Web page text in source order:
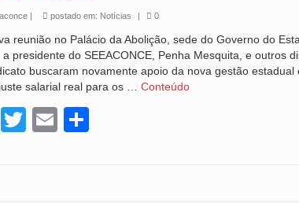
| postado em: Notícias | 0
reunião no Palácio da Abolição, sede do Governo do
a presidente do SEEACONCE, Penha Mesquita, e outros
buscaram novamente apoio da nova gestão estadual
salarial real para os … Conteúdo
Facebook
TwitterEmail